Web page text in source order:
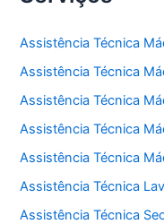
e
b
o
o
k
er s
A
p
p
Assistência Técnica
Assistência Técnica
Assistência Técnica
Assistência Técnica
Assistência Técnica
Assistência Técnica
Assistência Técnica